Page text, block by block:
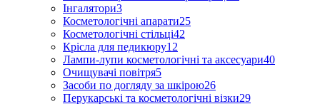
Інгалятори3
Косметологічні апарати25
Косметологічні стільці42
Крісла для педикюру12
Лампи-лупи косметологічні та аксесуари40
Очищувачі повітря5
Засоби по догляду за шкірою26
Перукарські та косметологічні візки29